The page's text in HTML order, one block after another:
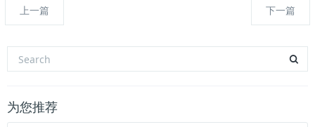
上一篇 下一篇
为您推荐